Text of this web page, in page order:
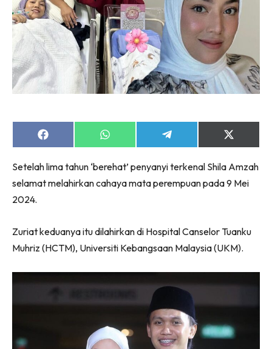
Share
on
Share
on
Share
on
Share
on
(Twitter)
Setelah lima tahun ‘berehat’ penyanyi terkenal Shila Amzah
selamat melahirkan cahaya mata perempuan pada 9 Mei
2024.
Zuriat keduanya itu dilahirkan di Hospital Canselor Tuanku
Muhriz (HCTM), Universiti Kebangsaan Malaysia (UKM).